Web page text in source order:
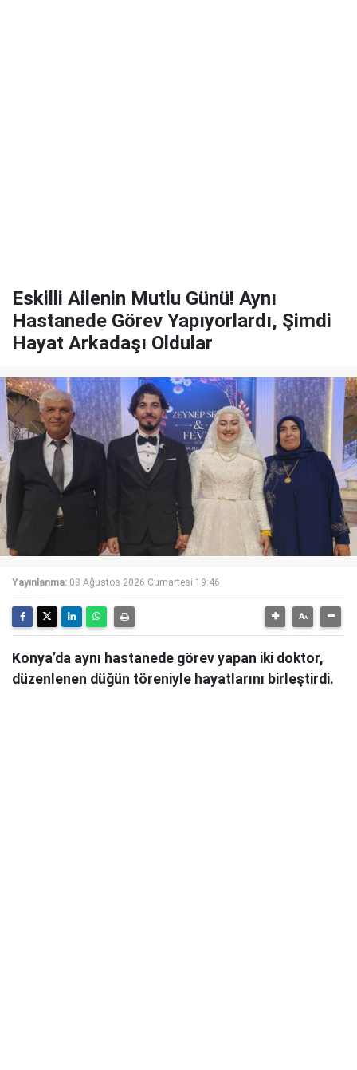
Eskilli Ailenin Mutlu Günü! Aynı
Hastanede Görev Yapıyorlardı, Şimdi
Hayat Arkadaşı Oldular
Yayınlanma: 08 Ağustos 2026 Cumartesi 19:46
Konya’da aynı hastanede görev yapan iki doktor,
düzenlenen düğün töreniyle hayatlarını birleştirdi.